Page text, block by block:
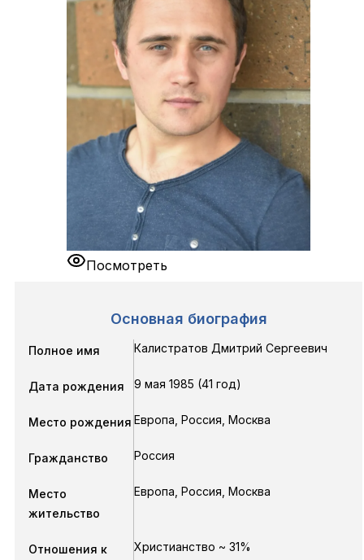
Посмотреть
Основная биография
Полное имя Калистратов Дмитрий Сергеевич
Дата рождения 9 мая 1985 (41 год)
Место рождения Европа, Россия, Москва
Гражданство Россия
Место
жительство
Европа, Россия, Москва
Отношения к
Христианство ~ 31%